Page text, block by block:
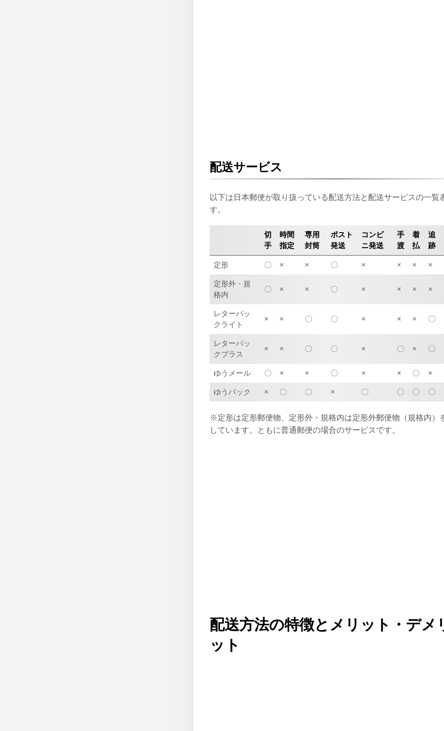
配送サービス
以下は日本郵便が取り扱っている配送方法と配送サービスの一覧
す。
切
手
時間
指定
専用
封筒
ポスト
発送
コンビ
ニ発送
手
渡
着
払
追
跡
定形 〇 × × 〇 × × × ×
定形外・規
格内
〇 × × 〇 × × × ×
レターパッ
クライト
× × 〇 〇 × × × 〇
レターパッ
クプラス
× × 〇 〇 × 〇 × 〇
ゆうメール 〇 × × 〇 × × 〇 ×
ゆうパック × 〇 〇 × 〇 〇 〇 〇
※定形は定形郵便物、定形外・規格内は定形外郵便物（規格内）
しています。ともに普通郵便の場合のサービスです。
配送方法の特徴とメリット・デメ
ット